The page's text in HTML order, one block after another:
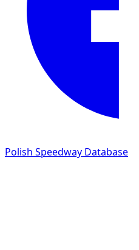
Polish Speedway Database